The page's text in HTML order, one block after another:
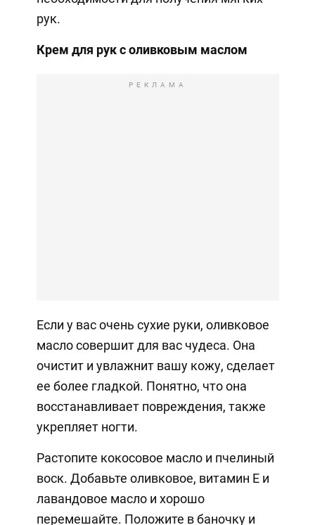
рук.
Крем для рук с оливковым маслом
РЕКЛАМА
Если у вас очень сухие руки, оливковое
масло совершит для вас чудеса. Она
очистит и увлажнит вашу кожу, сделает
ее более гладкой. Понятно, что она
восстанавливает повреждения, также
укрепляет ногти.
Растопите кокосовое масло и пчелиный
воск. Добавьте оливковое, витамин Е и
лавандовое масло и хорошо
перемешайте. Положите в баночку и